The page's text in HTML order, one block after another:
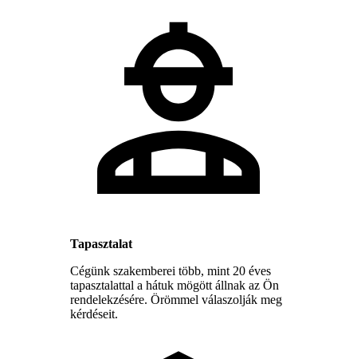
Tapasztalat
Cégünk szakemberei több, mint 20 éves
tapasztalattal a hátuk mögött állnak az Ön
rendelekzésére. Örömmel válaszolják meg
kérdéseit.